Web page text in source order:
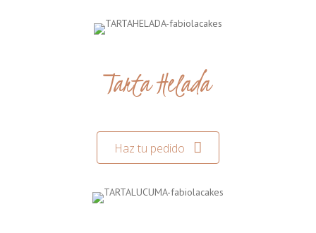
Tarta Helada
Haz tu pedido